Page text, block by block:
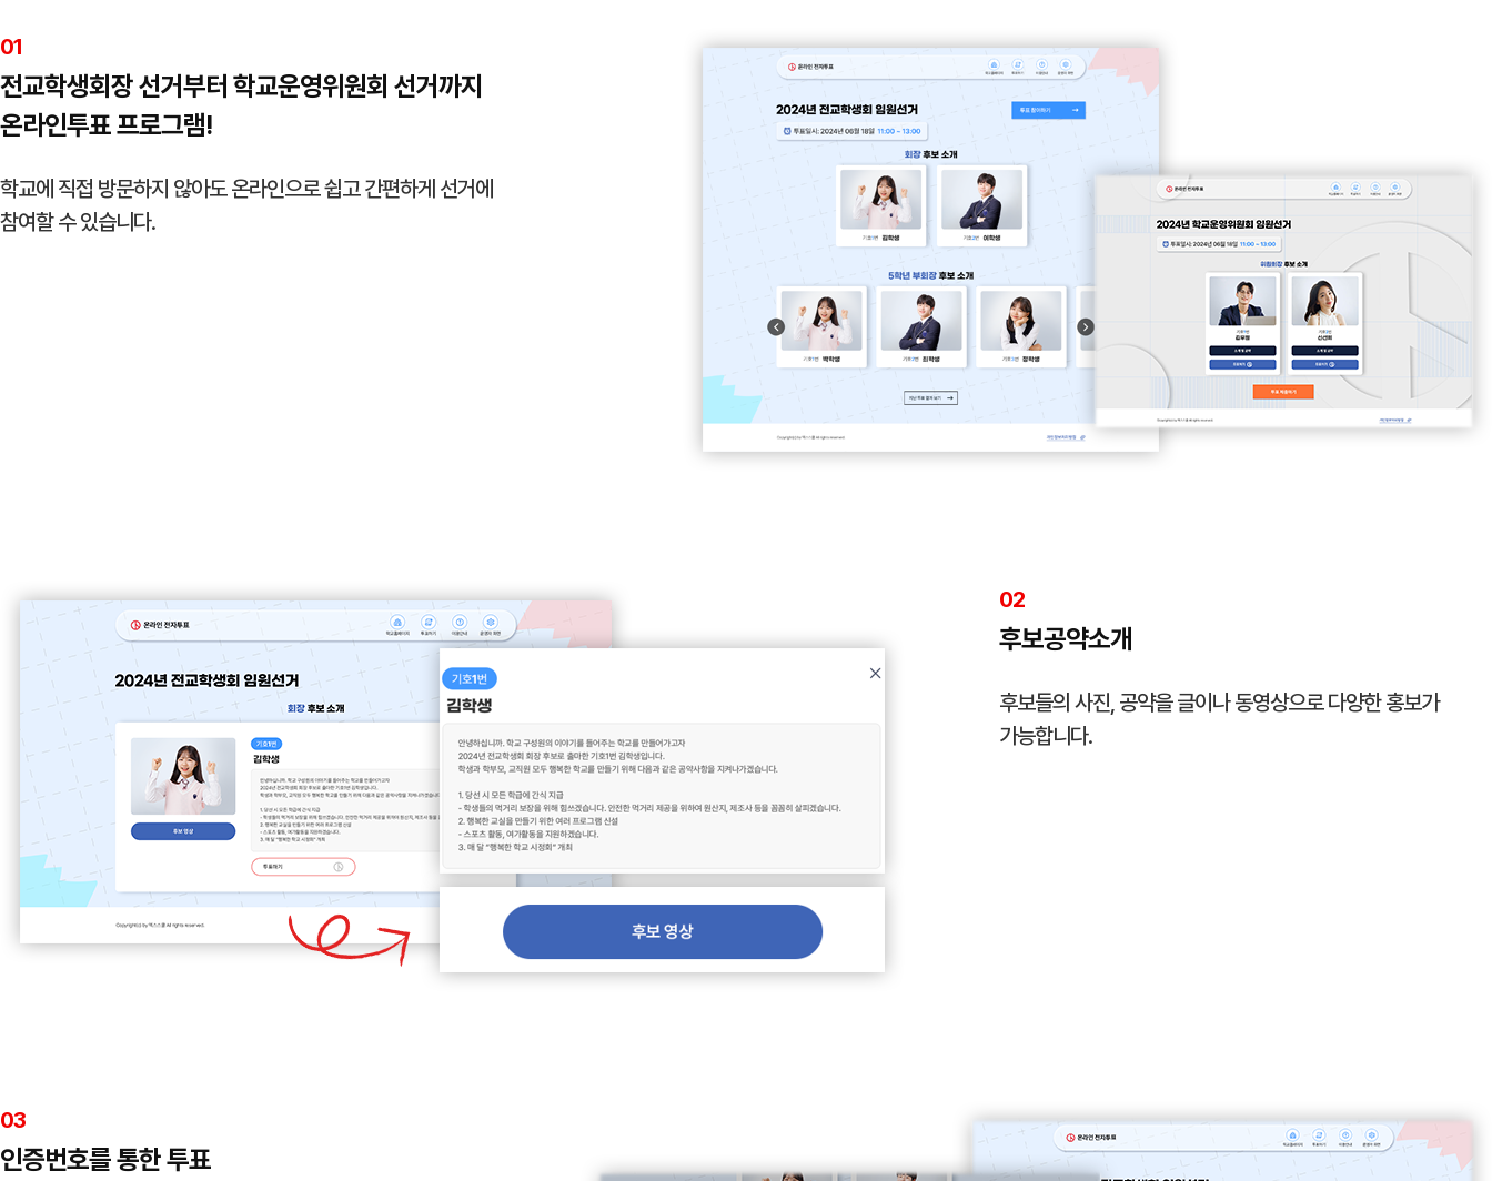
01
전교학생회장 선거부터 학교운영위원회 선거까지
온라인투표 프로그램!
학교에 직접 방문하지 않아도 온라인으로 쉽고 간편하게 선거에
참여할 수 있습니다.
02
후보공약소개
후보들의 사진, 공약을 글이나 동영상으로 다양한 홍보가
가능합니다.
03
인증번호를 통한 투표